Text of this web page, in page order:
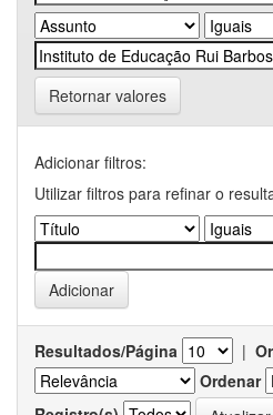
Retornar valores
Adicionar filtros:
Utilizar filtros para refinar o
Resultados/Página |
Ordenar